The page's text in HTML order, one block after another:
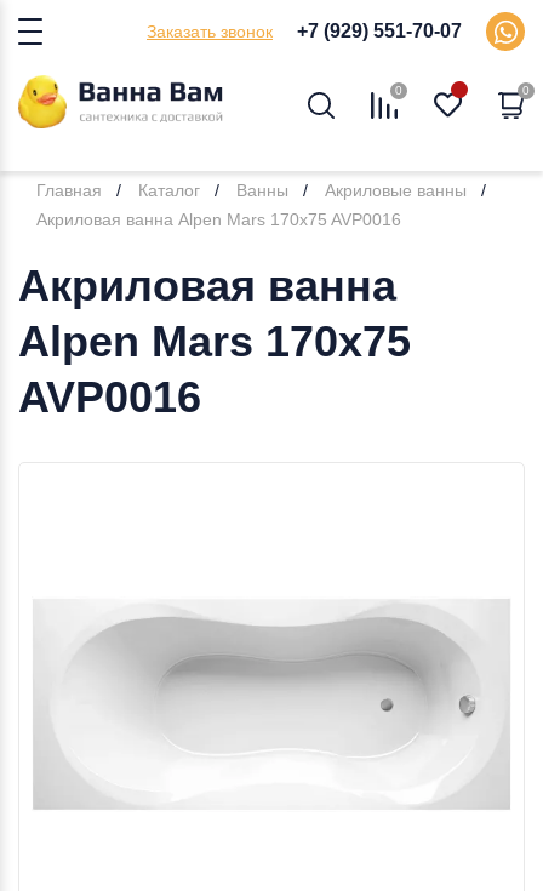
Заказать звонок +7 (929) 551-70-07
0 0
Главная Каталог Ванны
Акриловые ванны
Акриловая ванна Alpen Mars 170x75 AVP0016
Акриловая ванна
Alpen Mars 170x75
AVP0016